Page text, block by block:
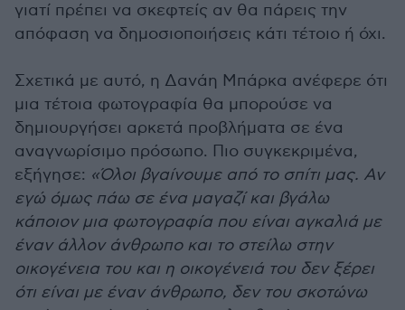
γιατί πρέπει να σκεφτείς αν θα πάρεις την
απόφαση να δημοσιοποιήσεις κάτι τέτοιο ή όχι.
Σχετικά με αυτό, η Δανάη Μπάρκα ανέφερε ότι
μια τέτοια φωτογραφία θα μπορούσε να
δημιουργήσει αρκετά προβλήματα σε ένα
αναγνωρίσιμο πρόσωπο. Πιο συγκεκριμένα,
εξήγησε: «Όλοι βγαίνουμε από το σπίτι μας. Αν
εγώ όμως πάω σε ένα μαγαζί και βγάλω
κάποιον μια φωτογραφία που είναι αγκαλιά με
έναν άλλον άνθρωπο και το στείλω στην
οικογένεια του και η οικογένειά του δεν ξέρει
ότι είναι με έναν άνθρωπο, δεν του σκοτώνω